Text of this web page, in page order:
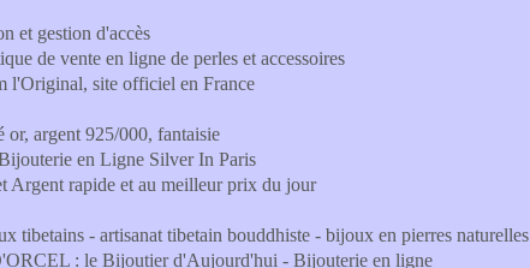
et gestion d'accès
de vente en ligne de perles et accessoires
l'Original, site officiel en France
argent 925/000, fantaisie
en Ligne Silver In Paris
Argent rapide et au meilleur prix du jour
tibetains - artisanat tibetain bouddhiste - bijoux en pierres naturelles
: le Bijoutier d'Aujourd'hui - Bijouterie en ligne